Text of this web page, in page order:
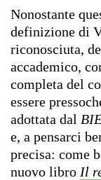
Nonostante
definizione di
riconosciuta,
accademico,
completa del
essere
adottata dal
e, a pensarci
precisa: come
nuovo libro Il